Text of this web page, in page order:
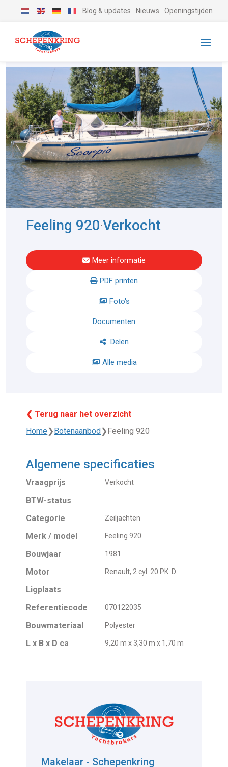
Blog & updates Nieuws Openingstijden
Feeling 920-Verkocht
Meer informatie
PDF printen
Foto's
Documenten
Delen
Alle media
❮ Terug naar het overzicht
Home❯ Botenaanbod ❯ Feeling 920
Algemene specificaties
Vraagprijs Verkocht
BTW-status
Categorie
Zeiljachten
Merk / model Feeling 920
Bouwjaar 1981
Motor Renault, 2 cyl. 20 PK. D.
Ligplaats
Referentiecode
070122035
Bouwmateriaal Polyester
L x B x D ca 9,20 m x 3,30 m x 1,70 m
Makelaar - Schepenkring